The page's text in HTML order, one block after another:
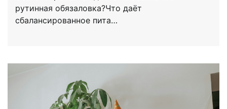
рутинная обязаловка?Что даёт
сбалансированное пита…